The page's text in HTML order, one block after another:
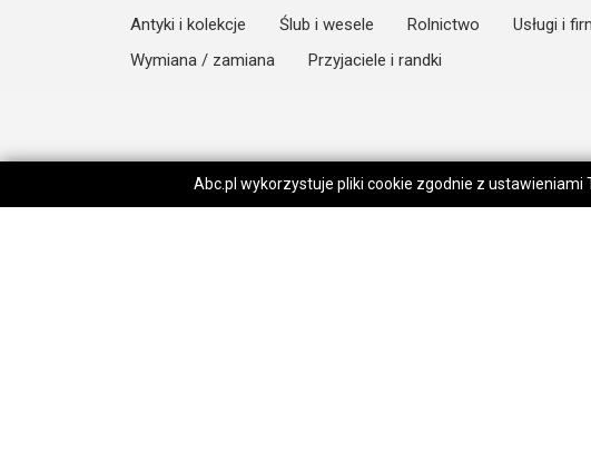
Antyki i kolekcje
Ślub i wesele Rolnictwo Usługi i
Wymiana / zamiana
Przyjaciele i randki
Abc.pl wykorzystuje pliki cookie zgodnie z